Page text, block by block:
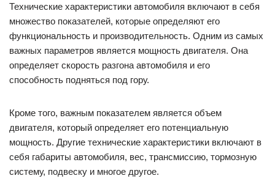
Технические характеристики автомобиля включают в себя
множество показателей, которые определяют его
функциональность и производительность. Одним из самых
важных параметров является мощность двигателя. Она
определяет скорость разгона автомобиля и его
способность подняться под гору.
Кроме того, важным показателем является объем
двигателя, который определяет его потенциальную
мощность. Другие технические характеристики включают в
себя габариты автомобиля, вес, трансмиссию, тормозную
систему, подвеску и многое другое.